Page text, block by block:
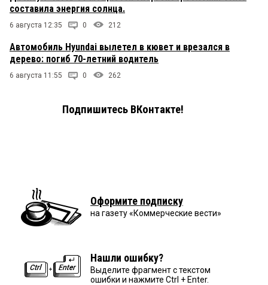
составила энергия солнца.
6 августа 12:35 0 212
Автомобиль Hyundai вылетел в кювет и врезался в
дерево: погиб 70-летний водитель
6 августа 11:55 0 262
Подпишитесь ВКонтакте!
Оформите подписку
на газету «Коммерческие вести»
Нашли ошибку?
Выделите фрагмент с текстом
ошибки и нажмите Ctrl + Enter.